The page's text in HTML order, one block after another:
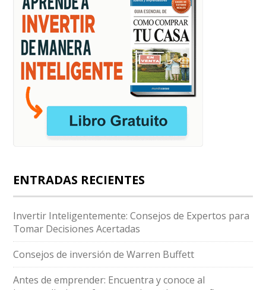
ENTRADAS RECIENTES
Invertir Inteligentemente: Consejos de Expertos para
Tomar Decisiones Acertadas
Consejos de inversión de Warren Buffett
Antes de emprender: Encuentra y conoce al